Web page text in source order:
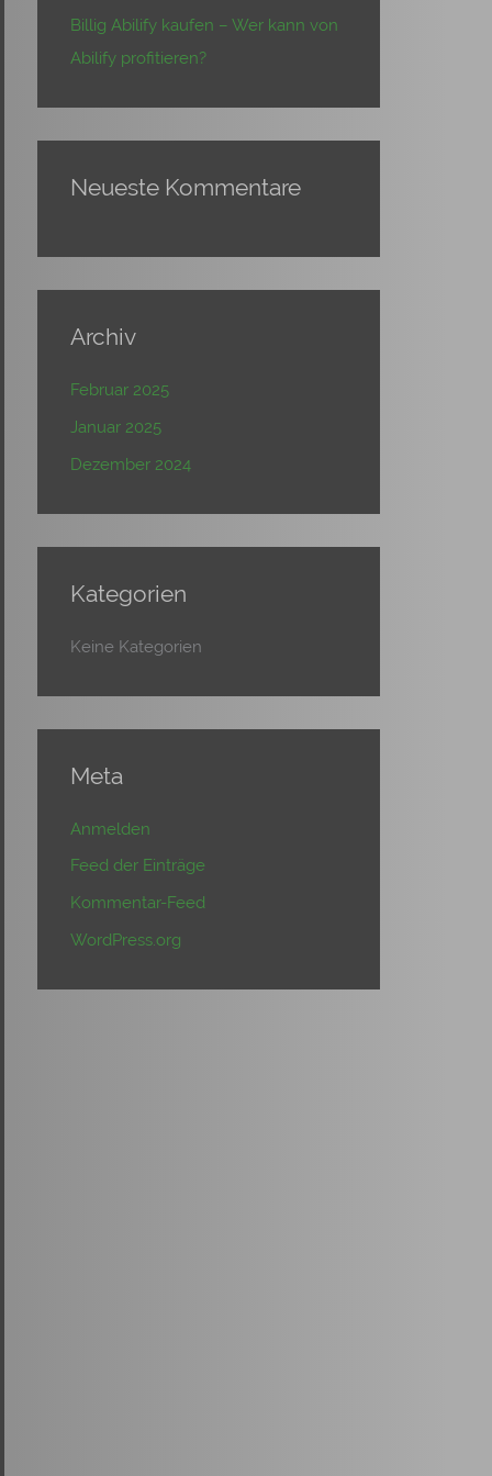
Billig Abilify kaufen – Wer kann von
Abilify profitieren?
Neueste Kommentare
Archiv
Februar 2025
Januar 2025
Dezember 2024
Kategorien
Keine Kategorien
Meta
Anmelden
Feed der Einträge
Kommentar-Feed
WordPress.org